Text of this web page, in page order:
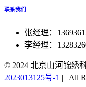
联系我们
张经理：
李经理：
© 2024 北京山河锦绣
2023013125号-1 | | All